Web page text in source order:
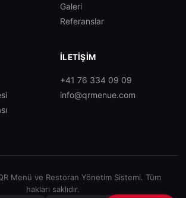
Galeri
Referanslar
İLETIŞIM
+41 76 334 09 09
info@qrmenue.com
Menü ve Restoran Yönetim Sistemi. Tüm
hakları saklıdır.